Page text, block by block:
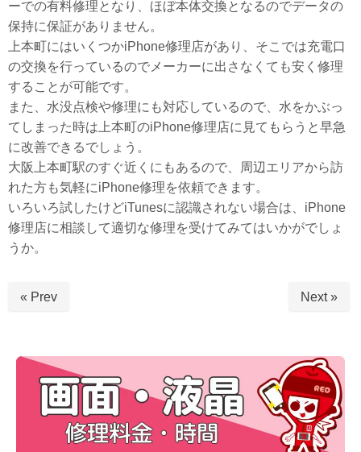
ーでの有料修理となり、ほぼ本体交換となるのでデータの
保持に保証がありません。
上本町にはいくつかiPhone修理店があり、そこでは充電口
の交換を行っているのでメーカーに出さなくても安く修理
することが可能です。
また、水没点検や修理にも対応しているので、水をかぶっ
てしまった時は上本町のiPhone修理店に見てもらうと早急
に改善できるでしょう。
大阪上本町駅のすぐ近くにもあるので、周辺エリアから訪
れた方も気軽にiPhone修理を依頼できます。
いろいろ試したけどiTunesに認識されない場合は、iPhone
修理店に相談して適切な修理を受けてみてはいかがでしょ
うか。
« Prev Next »